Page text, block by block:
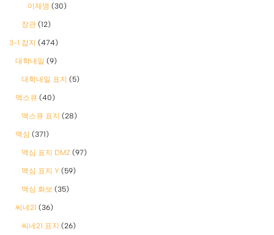
이재명 (30)
장관 (12)
3-1 잡지 (474)
대학내일 (9)
대학내일 표지 (5)
맥스큐 (40)
맥스큐 표지 (28)
맥심 (371)
맥심 표지 DMZ (97)
맥심 표지 Y (59)
맥심 화보 (35)
씨네21 (36)
씨네21 표지 (26)